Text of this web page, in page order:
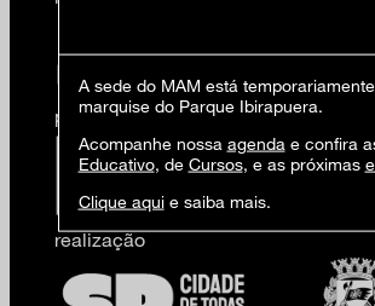
produção
realização
A sede do MAM está
marquise do Parque Ibirapuera.
Acompanhe nossa agenda e confira
Educativo, de Cursos, e as próximas
Clique aquie saiba mais.